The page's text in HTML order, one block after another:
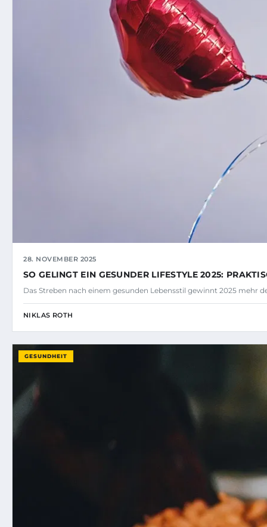
28. NOVEMBER 2025
SO GELINGT EIN GESUNDER LIFESTYLE 2025:
Das Streben nach einem gesunden Lebensstil gewinnt 2025 mehr
NIKLAS ROTH
GESUNDHEIT